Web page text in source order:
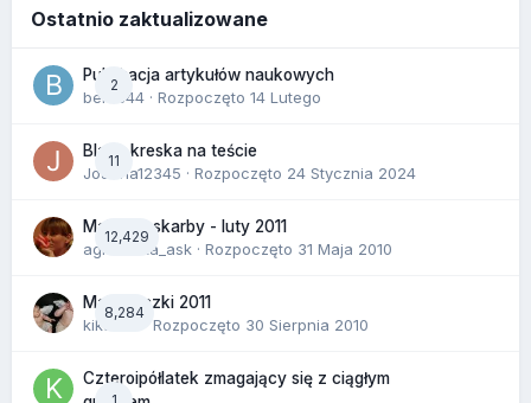
Ostatnio zaktualizowane
2
Publikacja artykułów naukowych
berus44 · Rozpoczęto 14 Lutego
11
Blada kreska na teście
Joanna12345 · Rozpoczęto 24 Stycznia 2024
12,429
Malutkie skarby - luty 2011
agnieszka_ask · Rozpoczęto 31 Maja 2010
8,284
Majóweczki 2011
kikarika
· Rozpoczęto 30 Sierpnia 2010
Czteroipółlatek zmagający się z ciągłym